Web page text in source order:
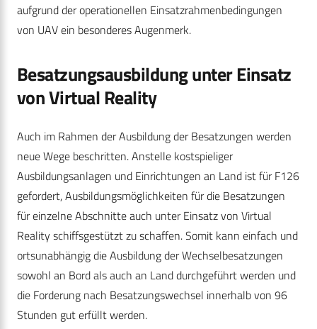
aufgrund der operationellen Einsatzrahmenbedingungen
von UAV ein besonderes Augenmerk.
Besatzungsausbildung unter Einsatz
von Virtual Reality
Auch im Rahmen der Ausbildung der Besatzungen werden
neue Wege beschritten. Anstelle kostspieliger
Ausbildungsanlagen und Einrichtungen an Land ist für F126
gefordert, Ausbildungsmöglichkeiten für die Besatzungen
für einzelne Abschnitte auch unter Einsatz von Virtual
Reality schiffsgestützt zu schaffen. Somit kann einfach und
ortsunabhängig die Ausbildung der Wechselbesatzungen
sowohl an Bord als auch an Land durchgeführt werden und
die Forderung nach Besatzungswechsel innerhalb von 96
Stunden gut erfüllt werden.